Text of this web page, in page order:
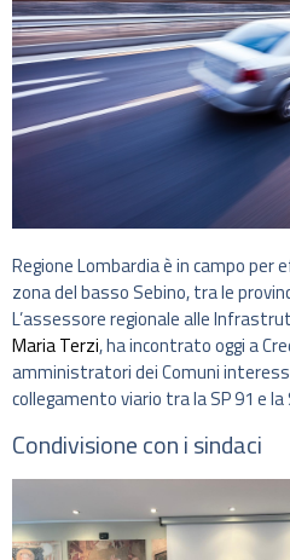
Regione Lombardia è in campo
zona del basso Sebino, tra le
L’assessore regionale alle
Maria Terzi, ha incontrato oggi a
amministratori dei Comuni
collegamento viario tra la SP 91 e la
Condivisione con i sindaci